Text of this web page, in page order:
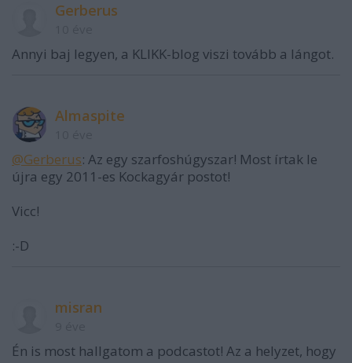
Gerberus
Annyi baj legyen, a KLIKK-blog viszi tovább a lángot.
Almaspite
@Gerberus: Az egy szarfoshúgyszar! Most írtak le
újra egy 2011-es Kockagyár postot!
Vicc!
:-D
misran
Én is most hallgatom a podcastot! Az a helyzet, hogy